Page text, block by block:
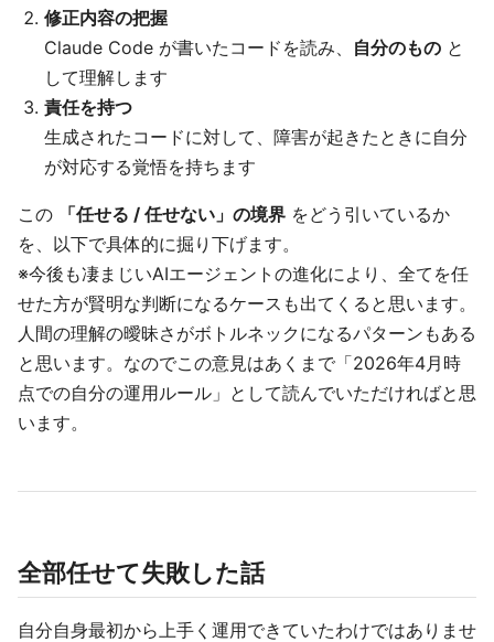
修正内容の把握
Claude Code が書いたコードを読み、 自分のもの と
して理解します
責任を持つ
生成されたコードに対して、障害が起きたときに自分
が対応する覚悟を持ちます
この 「任せる / 任せない」の境界 をどう引いているか
を、以下で具体的に掘り下げます。
※今後も凄まじいAIエージェントの進化により、全てを任
せた方が賢明な判断になるケースも出てくると思います。
人間の理解の曖昧さがボトルネックになるパターンもある
と思います。なのでこの意見はあくまで「2026年4月時
点での自分の運用ルール」として読んでいただければと思
います。
全部任せて失敗した話
自分自身最初から上手く運用できていたわけではありませ